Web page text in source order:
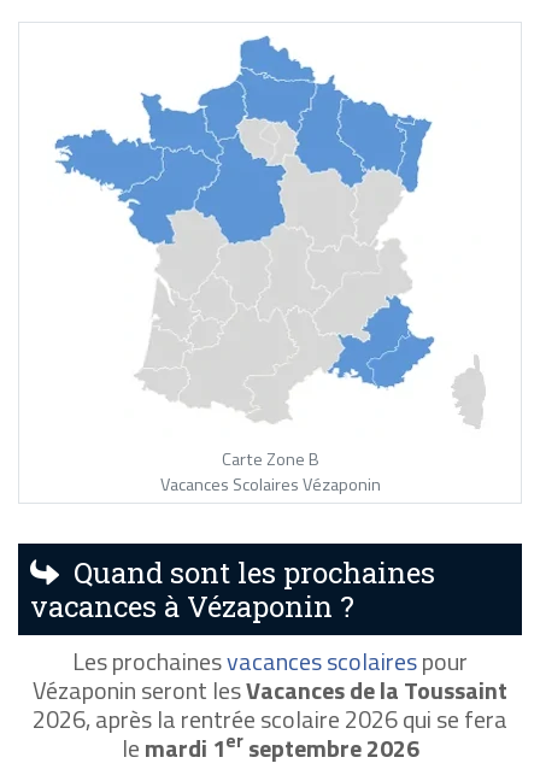
Carte Zone B
Vacances Scolaires Vézaponin
Quand sont les prochaines
vacances à Vézaponin ?
Les prochainesvacances scolairespour
Vézaponin seront lesVacances de la Toussaint
2026, après la rentrée scolaire 2026 qui se fera
lemardi 1erseptembre 2026